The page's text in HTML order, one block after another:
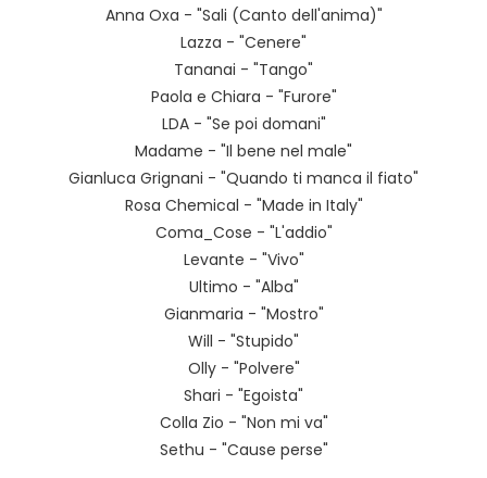
Anna Oxa - "Sali (Canto dell'anima)"
Lazza - "Cenere"
Tananai - "Tango"
Paola e Chiara - "Furore"
LDA - "Se poi domani"
Madame - "Il bene nel male"
Gianluca Grignani - "Quando ti manca il fiato"
Rosa Chemical - "Made in Italy"
Coma_Cose - "L'addio"
Levante - "Vivo"
Ultimo - "Alba"
Gianmaria - "Mostro"
Will - "Stupido"
Olly - "Polvere"
Shari - "Egoista"
Colla Zio - "Non mi va"
Sethu - "Cause perse"